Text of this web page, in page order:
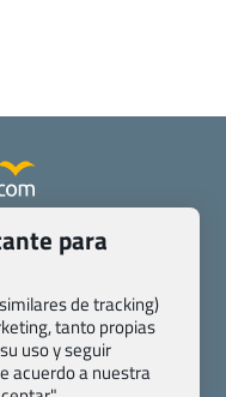
específicas
de agencias
generales
Transparencia
para
de tracking)
tanto propias
uso y seguir
acuerdo a nuestra